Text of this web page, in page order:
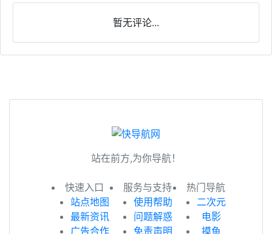
暂无评论...
站在前方,为你导航！
快速入口
站点地图
最新资讯
广告合作
服务与支持
使用帮助
问题解惑
免责声明
热门导航
二次元
电影
摸鱼